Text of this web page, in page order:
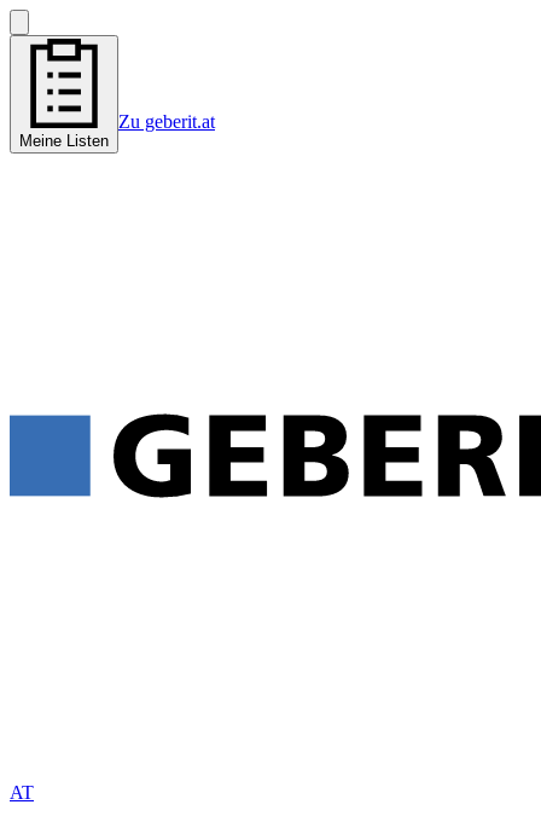
Meine Listen
Zu geberit.at
AT